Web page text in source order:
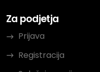
Za podjetja
Prijava
Registracija